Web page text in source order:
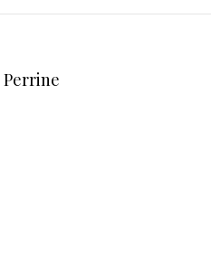
Perrine